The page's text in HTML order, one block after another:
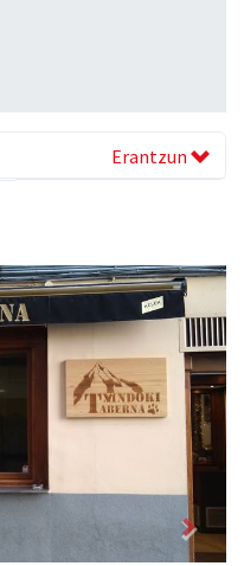
Erantzun
Next